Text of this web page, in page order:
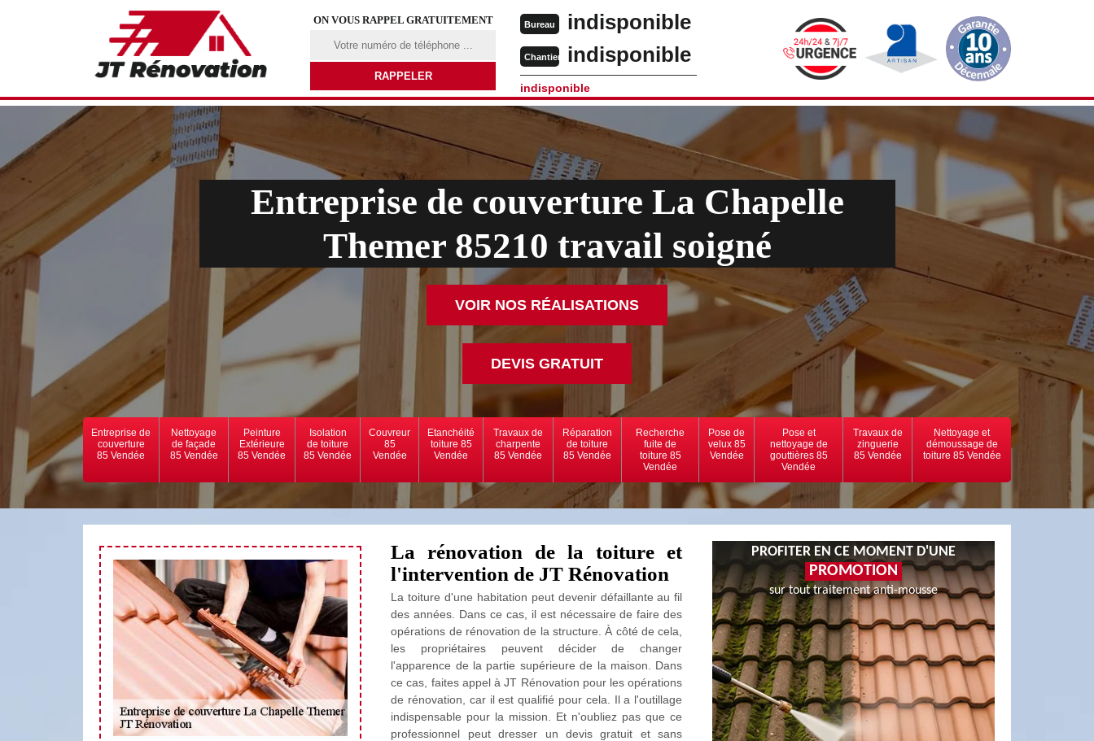
ON VOUS RAPPEL GRATUITEMENT Bureau indisponible
Chantier indisponible
indisponible
Entreprise de couverture La Chapelle
Themer 85210 travail soigné
VOIR NOS RÉALISATIONS
DEVIS GRATUIT
Entreprise de
couverture
85 Vendée
Nettoyage
de façade
85 Vendée
Peinture
Extérieure
85 Vendée
Isolation
de toiture
85 Vendée
Couvreur
85
Vendée
Etanchéité
toiture 85
Vendée
Travaux de
charpente
85 Vendée
Réparation
de toiture
85 Vendée
Recherche
fuite de
toiture 85
Vendée
Pose de
velux 85
Vendée
Pose et
nettoyage de
gouttières 85
Vendée
Travaux de
zinguerie
85 Vendée
Nettoyage et
démoussage de
toiture 85 Vendée
La rénovation de la toiture et
l'intervention de JT Rénovation
La toiture d'une habitation peut devenir défaillante au fil
des années. Dans ce cas, il est nécessaire de faire des
opérations de rénovation de la structure. À côté de cela,
les propriétaires peuvent décider de changer
l'apparence de la partie supérieure de la maison. Dans
ce cas, faites appel à JT Rénovation pour les opérations
de rénovation, car il est qualifié pour cela. Il a l'outillage
indispensable pour la mission. Et n'oubliez pas que ce
professionnel peut dresser un devis gratuit et sans
PROFITER EN CE MOMENT D'UNE
PROMOTION
sur tout traitement anti-mousse